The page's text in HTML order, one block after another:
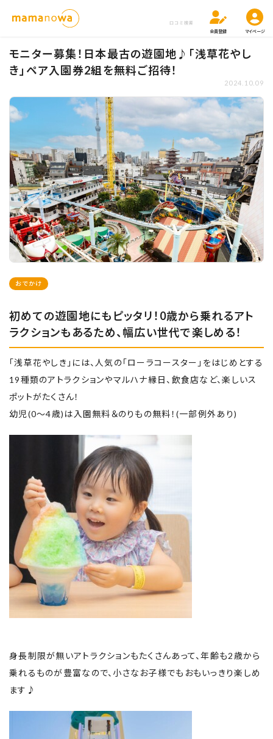
口コミ検索
会員登録
マイページ
モニター募集！日本最古の遊園地♪「浅草花やし
き」ペア入園券2組を無料ご招待！
2024.10.09
おでかけ
初めての遊園地にもピッタリ！0歳から乗れるアト
ラクションもあるため、幅広い世代で楽しめる！
「浅草花やしき」には、人気の「ローラコースター」をはじめとする
19種類のアトラクションやマルハナ縁日、飲食店など、楽しいス
ポットがたくさん！
幼児(0～4歳)は入園無料＆のりもの無料！(一部例外あり)
身長制限が無いアトラクションもたくさんあって、年齢も2歳から
乗れるものが豊富なので、小さなお子様でもおもいっきり楽しめ
ます♪